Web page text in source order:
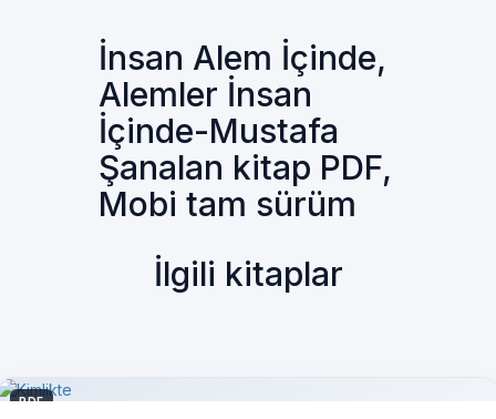
İnsan Alem İçinde,
Alemler İnsan
İçinde-Mustafa
Şanalan kitap PDF,
Mobi tam sürüm
İlgili kitaplar
PDF